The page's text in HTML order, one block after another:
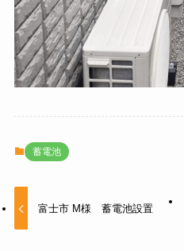
蓄電池
富士市 M様 蓄電池設置